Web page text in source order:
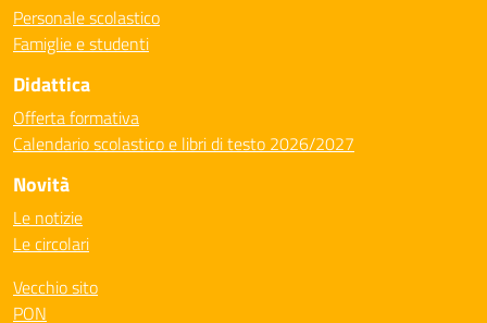
Personale scolastico
Famiglie e studenti
Didattica
Offerta formativa
Calendario scolastico e libri di testo 2026/2027
Novità
Le notizie
Le circolari
Vecchio sito
PON